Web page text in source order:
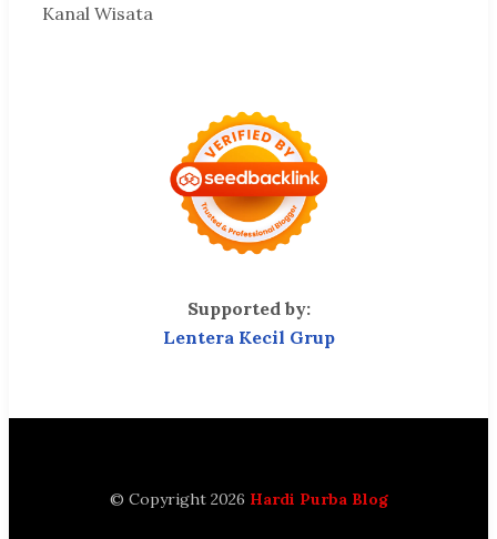
Kanal Wisata
Supported by:
Lentera Kecil Grup
© Copyright 2026 Hardi Purba Blog